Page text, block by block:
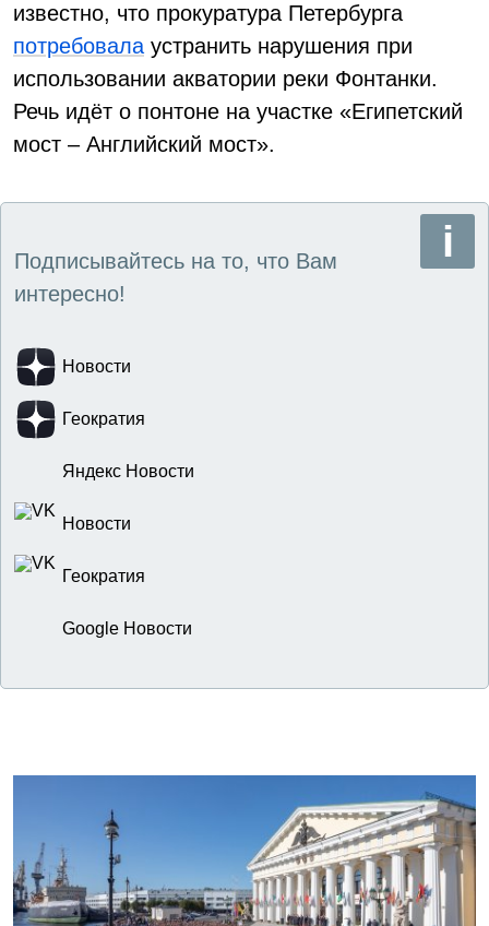
известно, что прокуратура Петербурга
потребовала устранить нарушения при
использовании акватории реки Фонтанки.
Речь идёт о понтоне на участке «Египетский
мост – Английский мост».
Подписывайтесь на то, что Вам
интересно!
Новости
Геократия
Яндекс Новости
Новости
Геократия
Google Новости